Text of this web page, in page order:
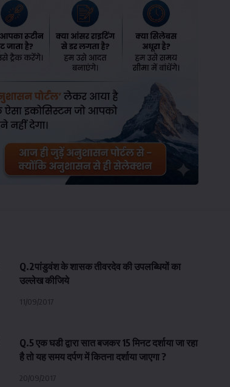
Q.2पांडुवंश के शासक तीवरदेव की उपलब्धियों का
उल्लेख कीजिये
11/09/2017
Q.5 एक घडी द्वारा सात बजकर 15 मिनट दर्शाया जा रहा
है तो यह समय दर्पण में कितना दर्शाया जाएगा ?
20/09/2017